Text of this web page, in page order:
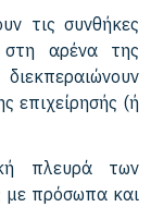
τις συνθήκες
στη αρένα της
επιχείρησής (ή
πλευρά των
με πρόσωπα και